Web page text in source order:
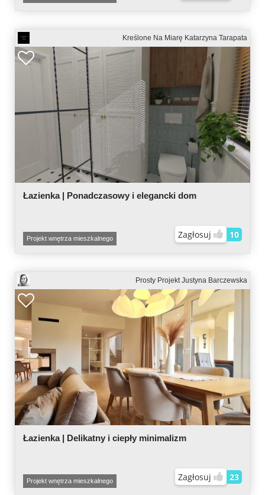
Kreślone Na Miarę Katarzyna Tarapata
Łazienka | Ponadczasowy i elegancki dom
Projekt wnętrza mieszkalnego Zagłosuj 10
Prosty Projekt Justyna Barczewska
Łazienka | Delikatny i ciepły minimalizm
Projekt wnętrza mieszkalnego Zagłosuj 23